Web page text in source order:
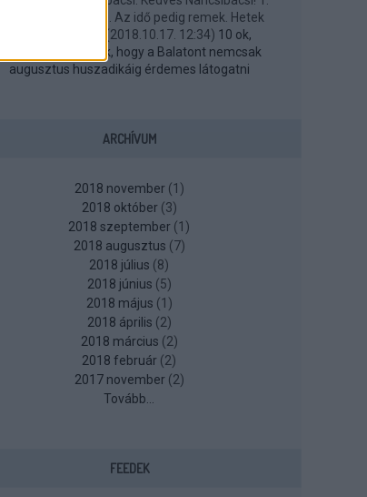
Október közepe van. Az idő pedig remek. Hetek
(2018.10.17. 12:34) 10 ok,
amelyek bizonyítják, hogy a Balatont nemcsak
augusztus huszadikáig érdemes látogatni
ARCHÍVUM
2018 november (1 )
2018 október (3)
2018 szeptember (1 )
2018 augusztus (7)
2018 július (8)
2018 június (5)
2018 május (1 )
2018 április (2)
2018 március (2)
2018 február (2)
2017 november (2)
Tovább
FEEDEK